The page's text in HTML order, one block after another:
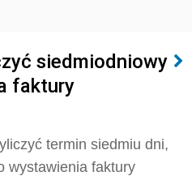
siedmiodniowy
faktury
termin siedmiu dni,
wystawienia faktury